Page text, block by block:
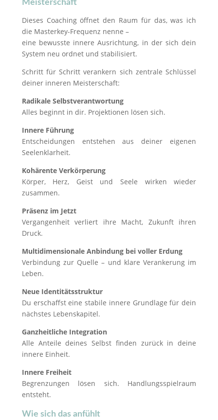
Meisterschaft
Dieses Coaching öffnet den Raum für das, was ich
die Masterkey-Frequenz nenne –
eine bewusste innere Ausrichtung, in der sich dein
System neu ordnet und stabilisiert.
Schritt für Schritt verankern sich zentrale Schlüssel
deiner inneren Meisterschaft:
Radikale Selbstverantwortung
Alles beginnt in dir. Projektionen lösen sich.
Innere Führung
Entscheidungen entstehen aus deiner eigenen
Seelenklarheit.
Kohärente Verkörperung
Körper, Herz, Geist und Seele wirken wieder
zusammen.
Präsenz im Jetzt
Vergangenheit verliert ihre Macht, Zukunft ihren
Druck.
Multidimensionale Anbindung bei voller Erdung
Verbindung zur Quelle – und klare Verankerung im
Leben.
Neue Identitätsstruktur
Du erschaffst eine stabile innere Grundlage für dein
nächstes Lebenskapitel.
Ganzheitliche Integration
Alle Anteile deines Selbst finden zurück in deine
innere Einheit.
Innere Freiheit
Begrenzungen lösen sich. Handlungsspielraum
entsteht.
Wie sich das anfühlt